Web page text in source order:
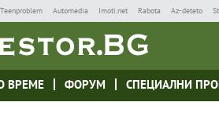
Teenproblem Automedia Imoti.net Rabota Az-deteto
ВРЕМЕ ФОРУМ СПЕЦИАЛНИ